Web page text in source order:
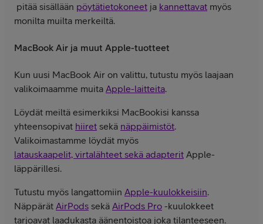
pitää sisällään pöytätietokoneet ja kannettavat myös
monilta muilta merkeiltä.
MacBook Air ja muut Apple-tuotteet
Kun uusi MacBook Air on valittu, tutustu myös laajaan
valikoimaamme muita Apple-laitteita.
Löydät meiltä esimerkiksi MacBookisi kanssa
yhteensopivat hiiret sekä näppäimistöt.
Valikoimastamme löydät myös
latauskaapelit, virtalähteet sekä adapterit Apple-
läppärillesi.
Tutustu myös langattomiin Apple-kuulokkeisiin.
Näppärät AirPods sekä AirPods Pro -kuulokkeet
tarjoavat laadukasta äänentoistoa joka tilanteeseen.